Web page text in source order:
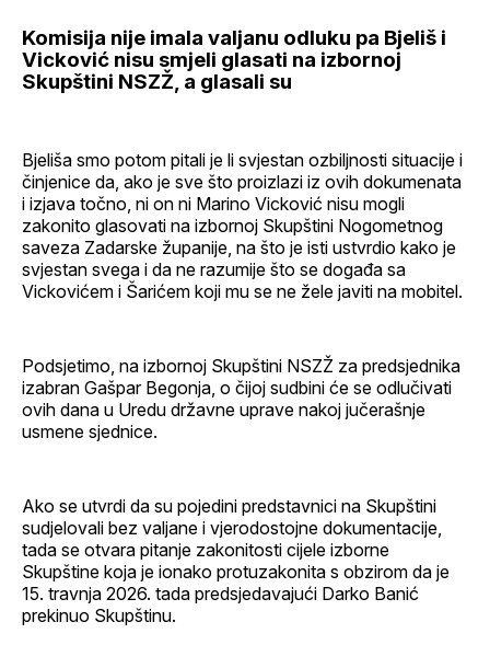
Komisija nije imala valjanu odluku pa Bjeliš i
Vicković nisu smjeli glasati na izbornoj
Skupštini NSZŽ, a glasali su
Bjeliša smo potom pitali je li svjestan ozbiljnosti situacije i
činjenice da, ako je sve što proizlazi iz ovih dokumenata
i izjava točno, ni on ni Marino Vicković nisu mogli
zakonito glasovati na izbornoj Skupštini Nogometnog
saveza Zadarske županije, na što je isti ustvrdio kako je
svjestan svega i da ne razumije što se događa sa
Vickovićem i Šarićem koji mu se ne žele javiti na mobitel.
Podsjetimo, na izbornoj Skupštini NSZŽ za predsjednika
izabran Gašpar Begonja, o čijoj sudbini će se odlučivati
ovih dana u Uredu državne uprave nakoj jučerašnje
usmene sjednice.
Ako se utvrdi da su pojedini predstavnici na Skupštini
sudjelovali bez valjane i vjerodostojne dokumentacije,
tada se otvara pitanje zakonitosti cijele izborne
Skupštine koja je ionako protuzakonita s obzirom da je
15. travnja 2026. tada predsjedavajući Darko Banić
prekinuo Skupštinu.